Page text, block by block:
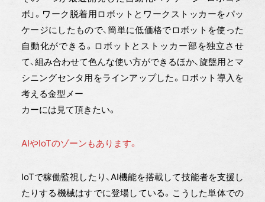
ボ」。ワーク脱着用ロボットとワークストッカーをパッ
ケージにしたもので、簡単に低価格でロボットを使った
自動化ができる。ロボットとストッカー部を独立させ
て、組み合わせて色んな使い方ができるほか、旋盤用とマ
シニングセンタ用をラインアップした。ロボット導入を
考える金型メー
カーには見て頂きたい。
AIやIoTのゾーンもあります。
IoTで稼働監視したり、AI機能を搭載して技能者を支援し
たりする機械はすでに登場している。こうした単体での